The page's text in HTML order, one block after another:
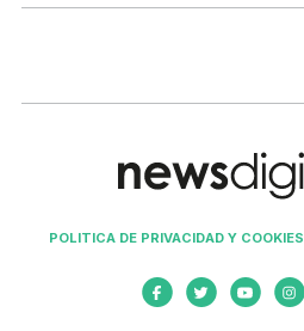
POLITICA DE PRIVACIDAD Y COOKIES